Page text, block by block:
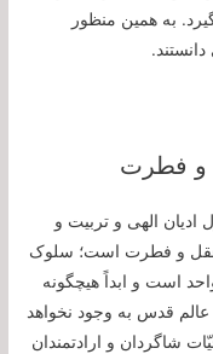
به همین منظور
و فطرت
الهى و تربيت و
عقل و فطرت است؛ سلوک
است و ابداً هيچ‏گونه
قدس به وجود نخواهد
شاگردان و ارادتمندان